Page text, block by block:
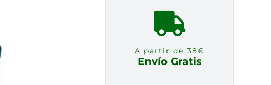
A partir de 38€
Envío Gratis